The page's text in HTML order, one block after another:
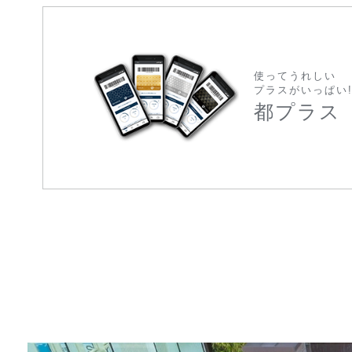
使ってうれしい
プラスがいっぱい
都プラス